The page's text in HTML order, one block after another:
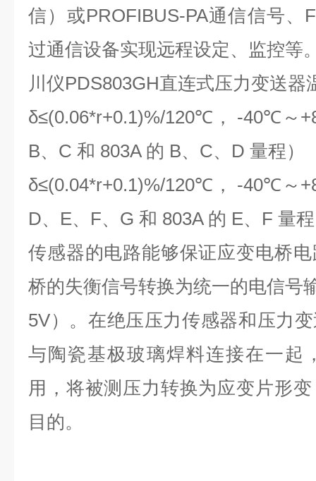
信）或PROFIBUS-PA通信信号、
过通信设备实现远程设定、监控等
川仪PDS803GH直连式压力变送器
δ≤(0.06*r+0.1)%/120℃， -40℃～
B、C 和 803A 的 B、C、D 量程）
δ≤(0.04*r+0.1)%/120℃， -40℃～
D、E、F、G 和 803A 的 E、F 量
传感器的电路能够保证应变电桥
桥的失衡信号转换为统一的电信号
5V）。在绝压压力传感器和压力
与陶瓷基极玻璃焊料连接在一起
用，将被测压力转换为应变片形
目的。